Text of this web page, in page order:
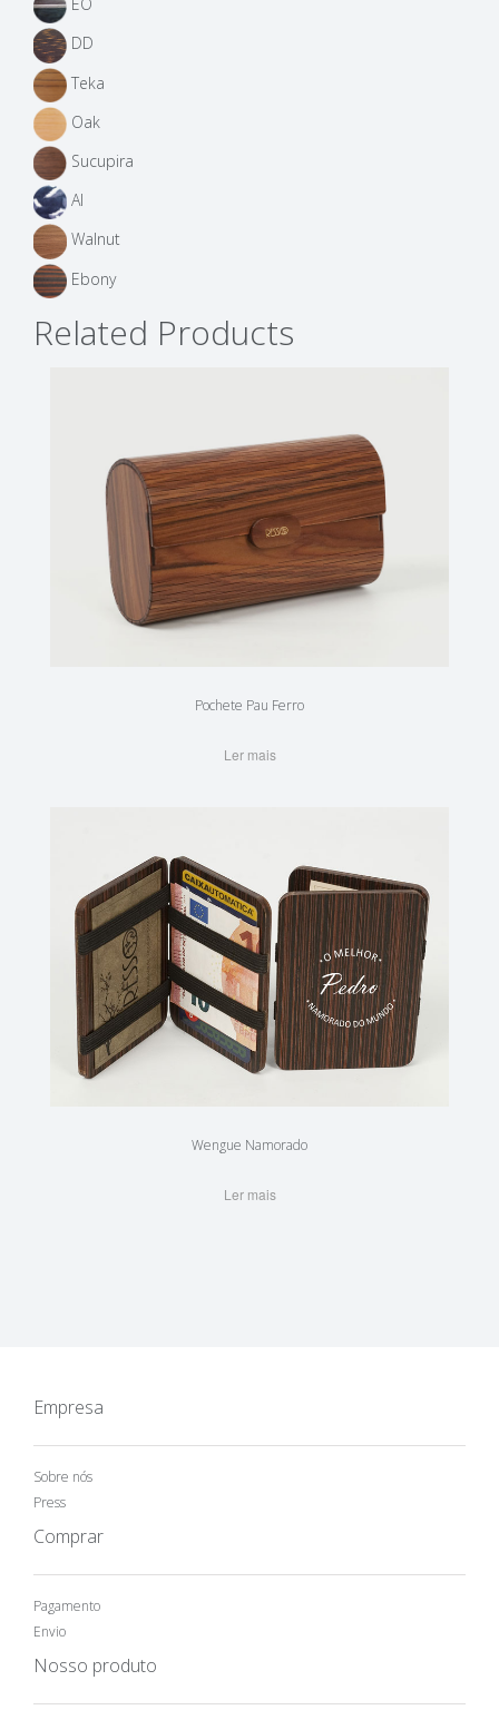
EO
DD
Teka
Oak
Sucupira
AI
Walnut
Ebony
Related Products
Pochete Pau Ferro
Ler mais
Wengue Namorado
Ler mais
Empresa
Sobre nós
Press
Comprar
Pagamento
Envio
Nosso produto